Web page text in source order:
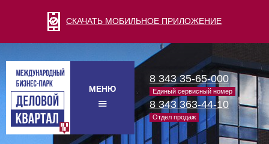
СКАЧАТЬ МОБИЛЬНОЕ ПРИЛОЖЕНИЕ
МЕНЮ
8 343 35-65-000
Единый сервисный номер
8 343 363-44-10
Отдел продаж